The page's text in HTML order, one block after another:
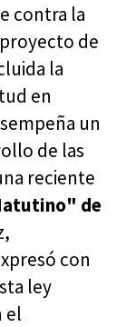
contra la
de
la
en
un
de las
reciente
de
con
ley
el